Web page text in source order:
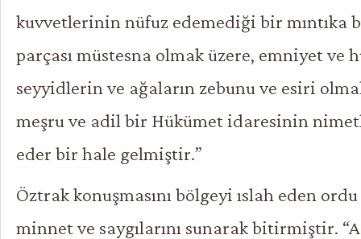
kuvvetlerinin nüfuz edemediği bir mıntıka
parçası müstesna olmak üzere, emniyet ve
seyyidlerin ve ağaların zebunu ve esiri
meşru ve adil bir Hükümet idaresinin
eder bir hale gelmiştir.”
Öztrak konuşmasını bölgeyi ıslah eden
minnet ve saygılarını sunarak bitirmiştir.